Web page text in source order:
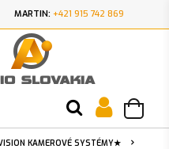
MARTIN: +421 915 742 869
KAMEROVÉ SYSTÉMY★